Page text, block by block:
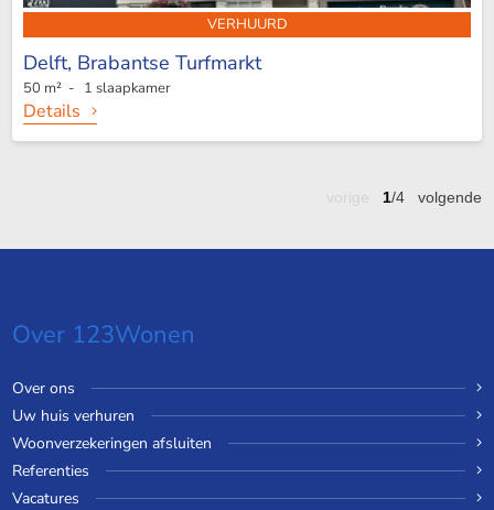
VERHUURD
Delft, Brabantse Turfmarkt
50 m² - 1 slaapkamer
Details
1/4volgende
Over 123Wonen
Over ons
Uw huis verhuren
Woonverzekeringen afsluiten
Referenties
Vacatures